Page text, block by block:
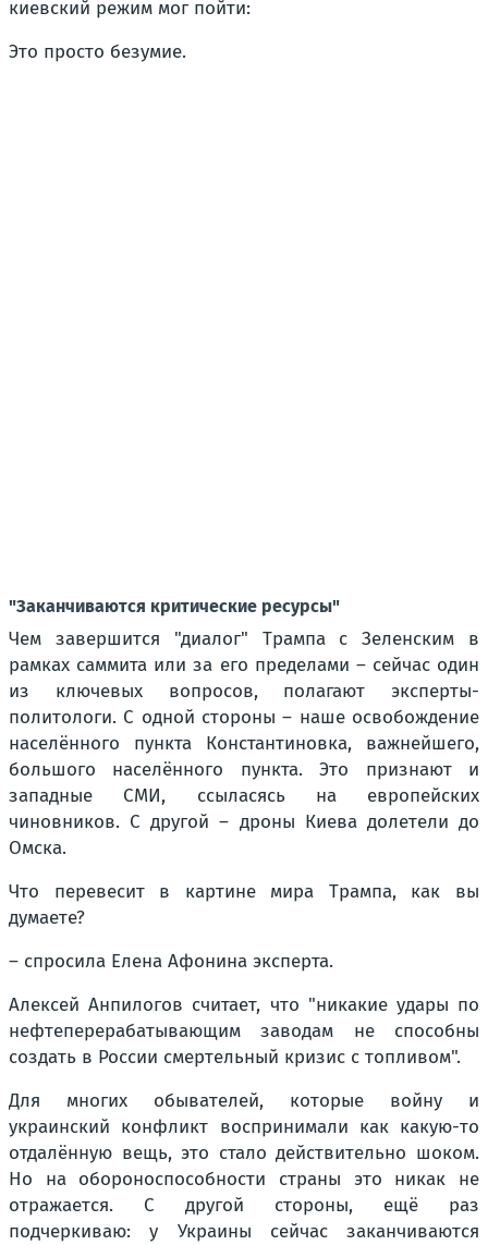
киевский режим мог пойти:
Это просто безумие.
"Заканчиваются критические ресурсы"
Чем завершится "диалог" Трампа с Зеленским в
рамках саммита или за его пределами – сейчас один
из ключевых вопросов, полагают эксперты-
политологи. С одной стороны – наше освобождение
населённого пункта Константиновка, важнейшего,
большого населённого пункта. Это признают и
западные СМИ, ссыласясь на европейских
чиновников. С другой – дроны Киева долетели до
Омска.
Что перевесит в картине мира Трампа, как вы
думаете?
– спросила Елена Афонина эксперта.
Алексей Анпилогов считает, что "никакие удары по
нефтеперерабатывающим заводам не способны
создать в России смертельный кризис с топливом".
Для многих обывателей, которые войну и
украинский конфликт воспринимали как какую-то
отдалённую вещь, это стало действительно шоком.
Но на обороноспособности страны это никак не
отражается. С другой стороны, ещё раз
подчеркиваю: у Украины сейчас заканчиваются